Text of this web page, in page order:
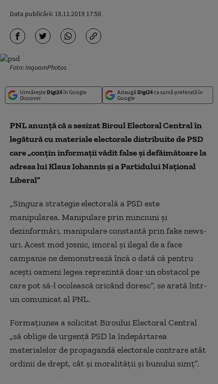
Data publicării: 18.11.2019 17:58
Foto: InquamPhotos
Urmărește Digi24în Google
Discover
Adaugă Digi24ca sursă preferată în
Google
PNL anunță că a sesizat Biroul Electoral Central în
legătură cu materiale electorale distribuite de PSD
care „conțin informații vădit false și defăimătoare la
adresa lui Klaus Iohannis și a Partidului Național
Liberal”
„Singura strategie electorală a PSD este
manipularea. Manipulare prin minciuni și
dezinformări, manipulare constantă prinfakenews-
uri. Acest mod josnic, imoral și ilegal de a face
campanie ne demonstrează încă o dată că pentru
acești oameni legea reprezintă doar un obstacol pe
care pot să-l ocolească oricând doresc”, se arată într-
un comunicat al PNL.
Formațiuneaa solicitatBirouluiElectoral Central
„săoblige de urgență PSD la îndepărtarea
materialelor de propagandă electorale contrare atât
ordinii de drept, cât și moralității și bunului simț”.